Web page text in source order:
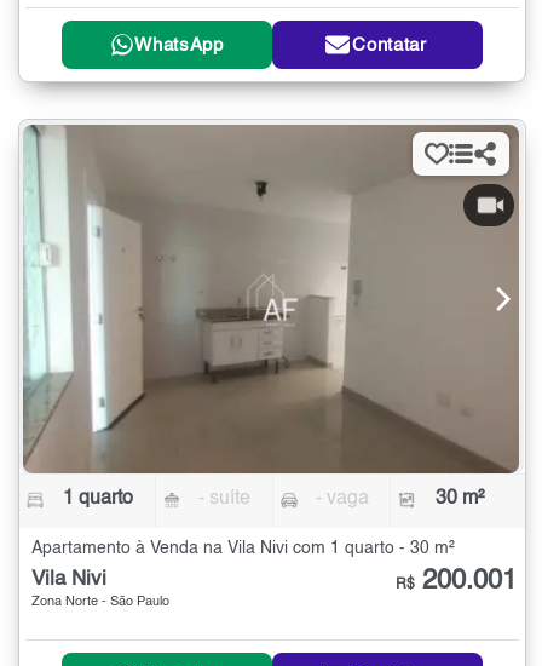
WhatsApp Contatar
1 quarto - suíte - vaga 30 m²
Apartamento à Venda na Vila Nivi com 1 quarto - 30 m²
Vila Nivi
Zona Norte - São Paulo
R$ 200.001